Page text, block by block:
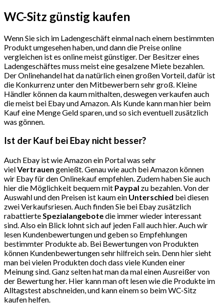
WC-Sitz günstig kaufen
Wenn Sie sich im Ladengeschäft einmal nach einem bestimmten
Produkt umgesehen haben, und dann die Preise online
vergleichen ist es online meist günstiger. Der Besitzer eines
Ladengeschäftes muss meist eine gesalzene Miete bezahlen.
Der Onlinehandel hat da natürlich einen großen Vorteil, dafür ist
die Konkurrenz unter den Mitbewerbern sehr groß. Kleine
Händler können da kaum mithalten, deswegen verkaufen auch
die meist bei Ebay und Amazon. Als Kunde kann man hier beim
Kauf eine Menge Geld sparen, und so sich eventuell zusätzlich
was gönnen.
Ist der Kauf bei Ebay nicht besser?
Auch Ebay ist wie Amazon ein Portal was sehr
vielVertrauen genießt. Genau wie auch bei Amazon können
wir Ebay für den Onlinekauf empfehlen. Zudem haben Sie auch
hier die Möglichkeit bequem mit Paypal zu bezahlen. Von der
Auswahl und den Preisen ist kaum ein Unterschied bei diesen
zwei Verkaufsriesen. Auch finden Sie bei Ebay zusätzlich
rabattierteSpezialangebotedie immer wieder interessant
sind. Also ein Blick lohnt sich auf jeden Fall auch hier. Auch wir
lesen Kundenbewertungen und geben so Empfehlungen
bestimmter Produkte ab. Bei Bewertungen von Produkten
können Kundenbewertungen sehr hilfreich sein. Denn hier sieht
man bei vielen Produkten doch dass viele Kunden einer
Meinung sind. Ganz selten hat man da mal einen Ausreißer von
der Bewertung her. Hier kann man oft lesen wie die Produkte im
Alltagstest abschneiden, und kann einem so beim WC-Sitz
kaufen helfen.